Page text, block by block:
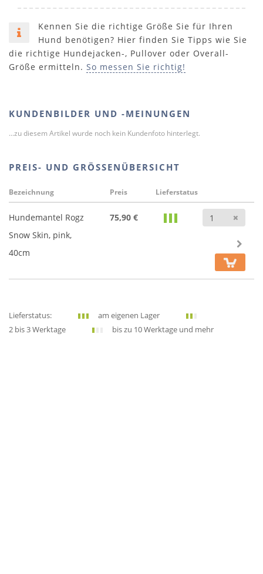
Kennen Sie die richtige Größe Sie für Ihren
Hund benötigen? Hier finden Sie Tipps wie Sie
die richtige Hundejacken-, Pullover oder Overall-
Größe ermitteln. So messen Sie richtig!
KUNDENBILDER UND -MEINUNGEN
...zu diesem Artikel wurde noch kein Kundenfoto hinterlegt.
PREIS- UND GRÖSSENÜBERSICHT
Bezeichnung Preis Lieferstatus
Hundemantel Rogz
Snow Skin, pink,
40cm
75,90 €
Lieferstatus:
am eigenen Lager
2 bis 3 Werktage
bis zu 10 Werktage und mehr